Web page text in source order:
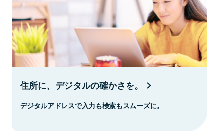
住所に、デジタルの確かさを。
デジタルアドレスで入力も検索もスムーズに。